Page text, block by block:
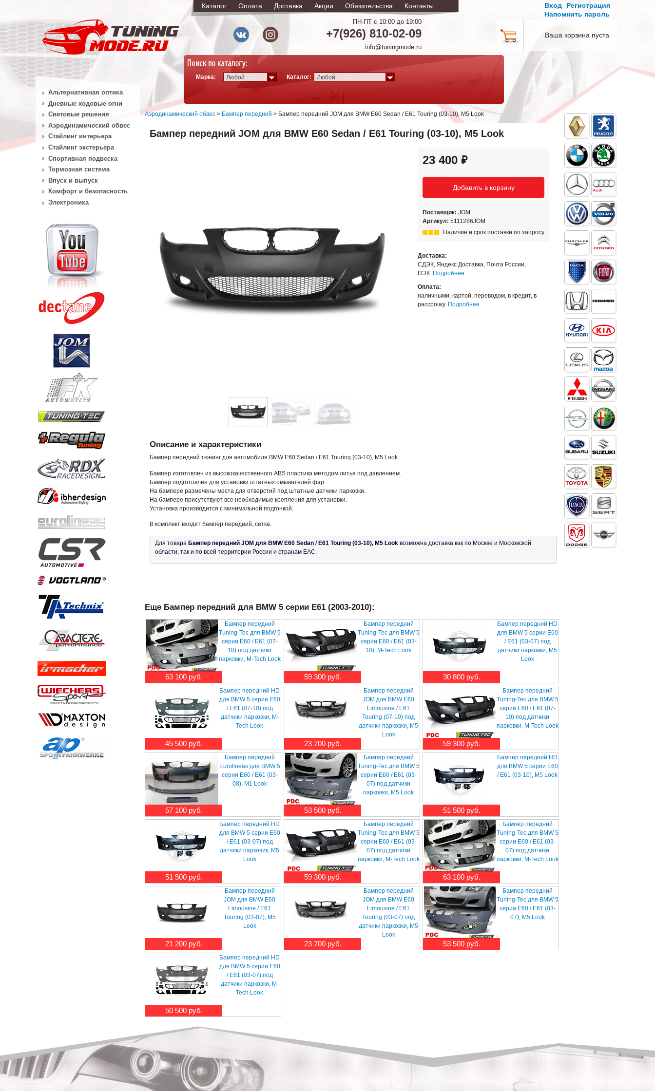
ПН-ПТ с 10:00 до 19:00
+7(926) 810-02-09
info@tuningmode.ru
Каталог Оплата Доставка Акции Обязательства Контакты Вход
Регистрация
Напомнить пароль
Ваша корзина пуста
Марка: Любой Каталог: Любой
Аэродинамический обвес > Бампер передний > Бампер передний JOM для BMW E60 Sedan / E61 Touring (03-10), M5 Look
Бампер передний JOM для BMW E60 Sedan / E61 Touring (03-10), M5 Look
23 400
Поставщик: JOM
Артикул: 5111286JOM
Наличие и срок поставки по запросу
Доставка:
СДЭК, Яндекс Доставка, Почта России,
ПЭК. Подробнее
Оплата:
наличными, картой, переводом, в кредит, в
рассрочку. Подробнее
Описание и характеристики
Бампер передний тюнинг для автомобиля BMW E60 Sedan / E61 Touring (03-10), M5 Look.
Бампер изготовлен из высококачественного ABS пластика методом литья под давлением.
Бампер подготовлен для установки штатных омывателей фар.
На бампере размечены места для отверстий под штатные датчики парковки.
На бампере присутствуют все необходимые крепления для установки.
Установка производится с минимальной подгонкой.
В комплект входят бампер передний, сетка.
Для товара Бампер передний JOM для BMW E60 Sedan / E61 Touring (03-10), M5 Look возможна доставка как по Москве и Московской
области, так и по всей территории России и странам ЕАС.
Еще Бампер передний для BMW 5 серии E61 (2003-2010):
63 100 руб.
Бампер передний
Tuning-Tec для BMW 5
серии E60 / E61 (07-
10) под датчики
парковки, M-Tech Look
59 300 руб.
Бампер передний
Tuning-Tec для BMW 5
серии E60 / E61 (03-
10), M-Tech Look
30 800 руб.
Бампер передний HD
для BMW 5 серии E60
/ E61 (03-07) под
датчики парковки, M5
Look
45 500 руб.
Бампер передний HD
для BMW 5 серии E60
/ E61 (07-10) под
датчики парковки, M-
Tech Look
23 700 руб.
Бампер передний
JOM для BMW E60
Limousine / E61
Touring (07-10) под
датчики парковки, M5
Look
59 300 руб.
Бампер передний
Tuning-Tec для BMW 5
серии E60 / E61 (07-
10) под датчики
парковки, M-Tech Look
57 100 руб.
Бампер передний
Eurolineas для BMW 5
серии E60 / E61 (03-
08), M1 Look
53 500 руб.
Бампер передний
Tuning-Tec для BMW 5
серии E60 / E61 (03-
07) под датчики
парковки, M5 Look
51 500 руб.
Бампер передний HD
для BMW 5 серии E60
/ E61 (03-10), M5 Look
51 500 руб.
Бампер передний HD
для BMW 5 серии E60
/ E61 (03-07) под
датчики парковик, M5
Look
59 300 руб.
Бампер передний
Tuning-Tec для BMW 5
серии E60 / E61 (03-
07) под датчики
парковки, M-Tech Look
63 100 руб.
Бампер передний
Tuning-Tec для BMW 5
серии E60 / E61 (03-
07) под датчики
парковки, M-Tech Look
21 200 руб.
Бампер передний
JOM для BMW E60
Limousine / E61
Touring (03-07), M5
Look
23 700 руб.
Бампер передний
JOM для BMW E60
Limousine / E61
Touring (03-07) под
датчики парковки, M5
Look
53 500 руб.
Бампер передний
Tuning-Tec для BMW 5
серии E60 / E61 (03-
07), M5 Look
50 500 руб.
Бампер передний HD
для BMW 5 серии E60
/ E61 (03-07) под
датчики парковки, M-
Tech Look
Альтернативная оптика
Дневные ходовые огни
Световые решения
Аэродинамический обвес
Стайлинг интерьера
Стайлинг экстерьера
Спортивная подвеска
Тормозная система
Впуск и выпуск
Комфорт и безопасность
Электроника